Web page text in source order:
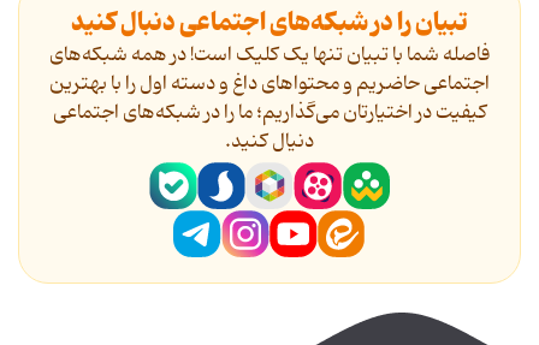
تبیان را در شبکه‌های اجتماعی دنبال کنید
فاصله شما با تبیان تنها یک کلیک است! در همه شبکه‌های
اجتماعی حاضریم و محتواهای داغ و دسته اول را با بهترین
کیفیت در اختیارتان می‌گذاریم؛ ما را در شبکه‌های اجتماعی
دنیال کنید.